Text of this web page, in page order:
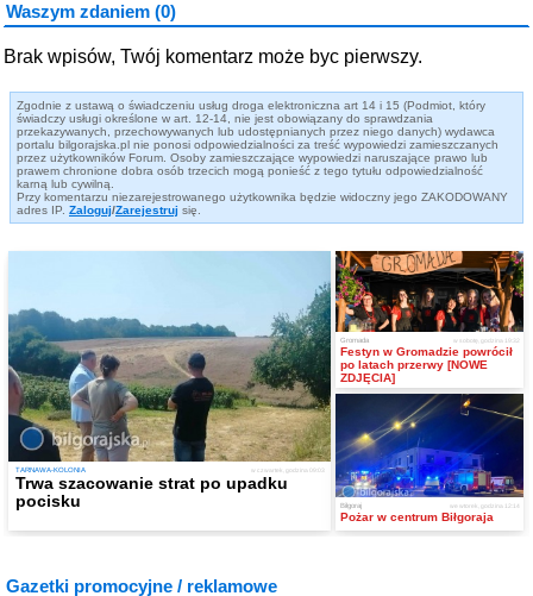
Waszym zdaniem (0)
Brak wpisów, Twój komentarz może byc pierwszy.
Zgodnie z ustawą o świadczeniu usług droga elektroniczna art 14 i 15 (Podmiot, który
świadczy usługi określone w art. 12-14, nie jest obowiązany do sprawdzania
przekazywanych, przechowywanych lub udostępnianych przez niego danych) wydawca
portalu bilgorajska.pl nie ponosi odpowiedzialności za treść wypowiedzi zamieszczanych
przez użytkowników Forum. Osoby zamieszczające wypowiedzi naruszające prawo lub
prawem chronione dobra osób trzecich mogą ponieść z tego tytułu odpowiedzialność
karną lub cywilną.
Przy komentarzu niezarejestrowanego użytkownika będzie widoczny jego ZAKODOWANY
adres IP. Zaloguj/Zarejestruj się.
w czwartek, godzina 09:03
TARNAWA-KOLONIA
Trwa szacowanie strat po upadku
pocisku
w sobotę, godzina 19:32
Gromada
Festyn w Gromadzie powrócił
po latach przerwy [NOWE
ZDJĘCIA]
we wtorek, godzina 12:14
Biłgoraj
Pożar w centrum Biłgoraja
Gazetki promocyjne / reklamowe